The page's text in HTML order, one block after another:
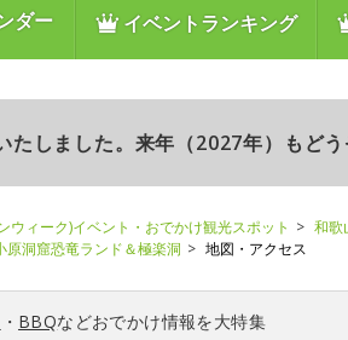
ダー イベントランキング
たしました。来年（2027年）もどう
ウィーク)イベント・おでかけ観光スポット
和歌
原洞窟恐竜ランド＆極楽洞 地図・アクセス
・ BBQなどおでかけ情報を大特集